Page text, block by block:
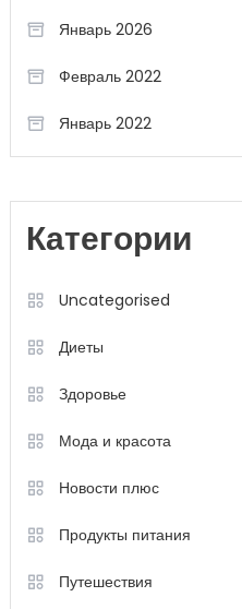
Январь 2026
Февраль 2022
Январь 2022
Категории
Uncategorised
Диеты
Здоровье
Мода и красота
Новости плюс
Продукты питания
Путешествия